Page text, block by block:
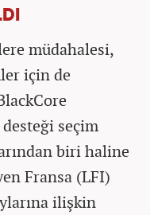
müdahalesi,
için de
seçim
biri haline
Fransa (LFI)
ilişkin